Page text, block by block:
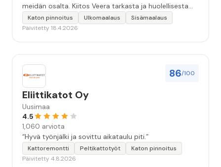
meidän osalta. Kiitos Veera tarkasta ja huolellisesta
työstä, sekä ystävällisestä palvelusta!”
Katon pinnoitus Ulkomaalaus
Sisämaalaus
Päivitetty 18.4.2026
86/100
Eliittikatot Oy
Uusimaa
4.5
1,060 arviota
“Hyvä työnjälki ja sovittu aikataulu piti.”
Kattoremontti Peltikattotyöt
Katon pinnoitus
Päivitetty 4.8.2026